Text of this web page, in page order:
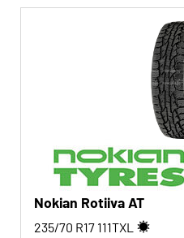
Nokian Rotiiva AT
235/70 R17 111TXL